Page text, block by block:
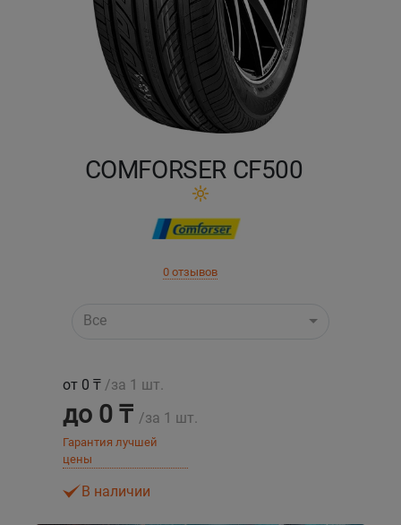
COMFORSER CF500
0 отзывов
Все
от 0 ₸ /за 1 шт.
до 0 ₸ /за 1 шт.
Гарантия лучшей
цены
В наличии
Уральск
Усть-Каменогорск